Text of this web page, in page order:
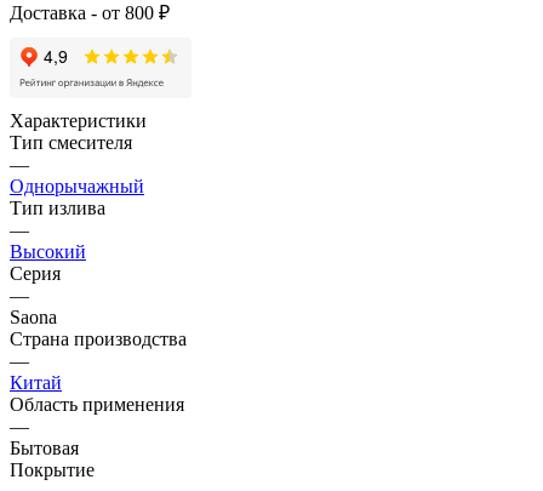
Доставка - от 800 ₽
Характеристики
Тип смесителя
—
Однорычажный
Тип излива
—
Высокий
Серия
—
Saona
Страна производства
—
Китай
Область применения
—
Бытовая
Покрытие